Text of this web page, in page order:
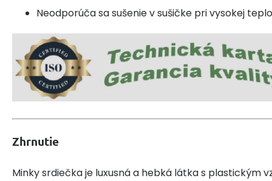
Neodporúča sa sušenie v sušičke pri vysokej
Zhrnutie
Minky srdiečka je luxusná a hebká látka s plastickým